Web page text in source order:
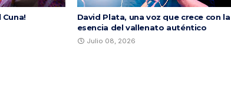
Cuna!
David Plata, una voz que crece con la
esencia del vallenato auténtico
Julio 08, 2026